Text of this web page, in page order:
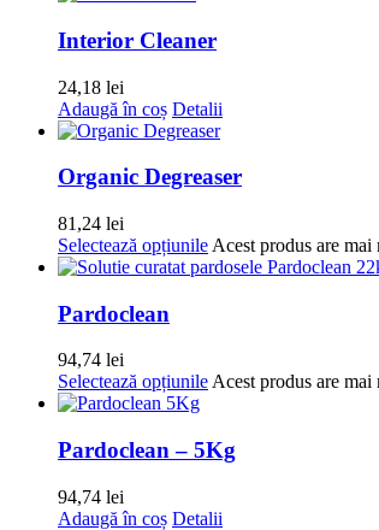
Interior Cleaner
24,18 lei
Adaugă în coș Detalii
Organic Degreaser
81,24 lei
Selectează opțiunile Acest produs are
Pardoclean
94,74 lei
Selectează opțiunile Acest produs are
Pardoclean – 5Kg
94,74 lei
Adaugă în coș Detalii